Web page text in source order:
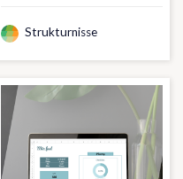
Strukturnisse